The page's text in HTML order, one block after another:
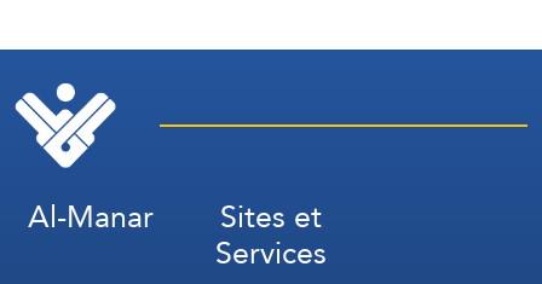
Al-Manar Sites et
Services